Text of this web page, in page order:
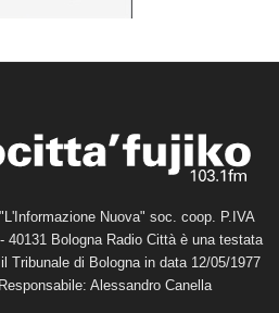
Nuova" soc. coop. P.IVA
40131 Bologna Radio Città è una testata
Tribunale di Bologna in data 12/05/1977
Alessandro Canella